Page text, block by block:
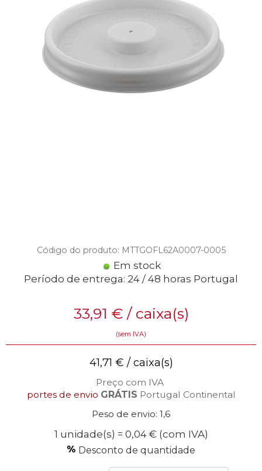
Código do produto: MTTGOFL62A0007-0005
Em stock
Período de entrega: 24 / 48 horas Portugal
33,91 €/ caixa(s)
(sem IVA)
41,71 € / caixa(s)
Preço com IVA
portes de envio GRÁTIS Portugal Continental
Peso de envio: 1,6
1 unidade(s) = 0,04 €(com IVA)
Desconto de quantidade